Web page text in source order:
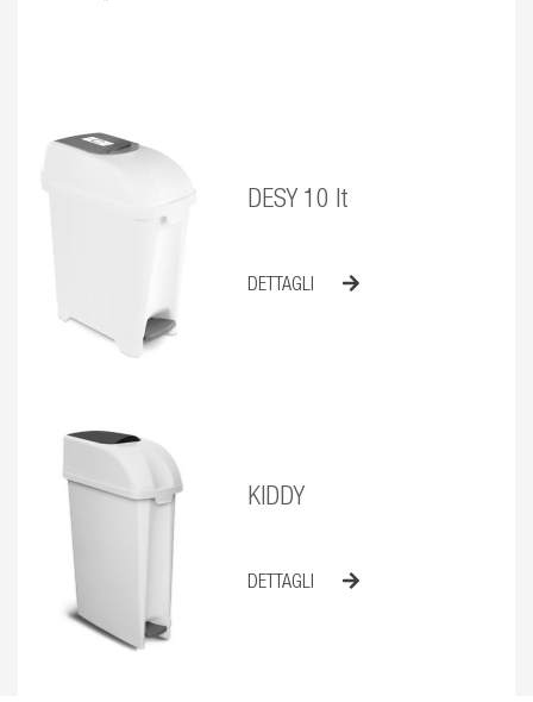
DESY 10 lt
DETTAGLI
KIDDY
DETTAGLI